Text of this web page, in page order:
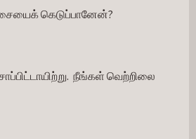
ஆசையைக் கெடுப்பானேன்?
நீங்கள் வெற்றிலை